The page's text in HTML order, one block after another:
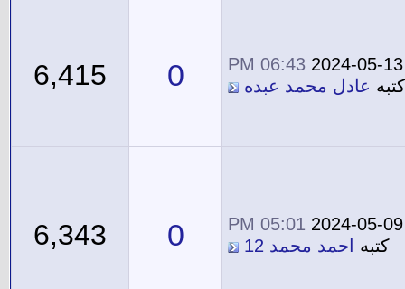
2024-05-13
06:43 PM
كتبه عادل محمد عبده 0
6,415
2024-05-09
05:01 PM
كتبه
احمد محمد 12 0
6,343